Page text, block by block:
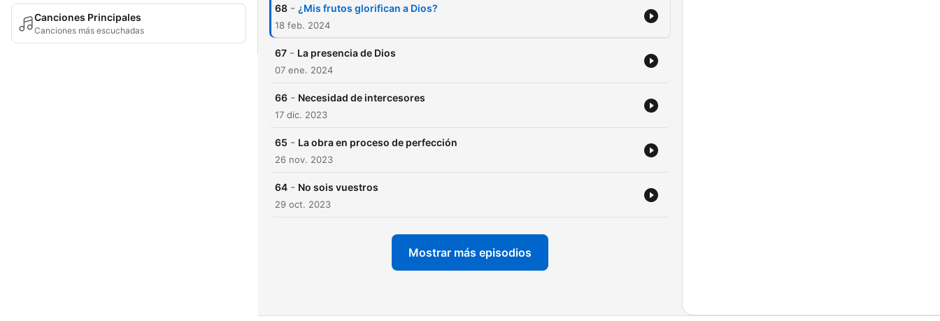
Canciones Principales
Canciones más escuchadas
68 - ¿Mis frutos glorifican a Dios?
18 feb. 2024
67 - La presencia de Dios
07 ene. 2024
66 - Necesidad de intercesores
17 dic. 2023
65 - La obra en proceso de perfección
26 nov. 2023
64 - No sois vuestros
29 oct. 2023
Mostrar más episodios